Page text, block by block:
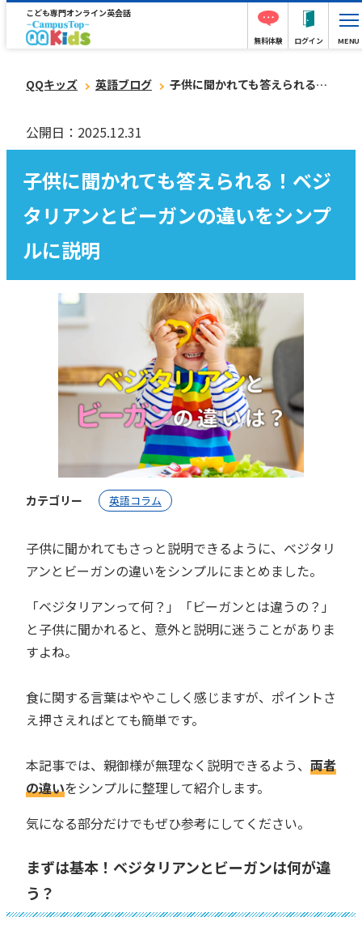
こども専門オンライン英会話
無料体験 ログイン MENU
QQキッズ 英語ブログ 子供に聞かれても答えられる！ベジタリアンとビーガンの違いをシンプルに説明
公開日：2025.12.31
子供に聞かれても答えられる！ベジ
タリアンとビーガンの違いをシンプ
ルに説明
カテゴリー 英語コラム
子供に聞かれてもさっと説明できるように、ベジタリ
アンとビーガンの違いをシンプルにまとめました。
「ベジタリアンって何？」「ビーガンとは違うの？」
と子供に聞かれると、意外と説明に迷うことがありま
すよね。
食に関する言葉はややこしく感じますが、ポイントさ
え押さえればとても簡単です。
本記事では、親御様が無理なく説明できるよう、 両者
の違いをシンプルに整理して紹介します。
気になる部分だけでもぜひ参考にしてください。
まずは基本！ベジタリアンとビーガンは何が違
う？